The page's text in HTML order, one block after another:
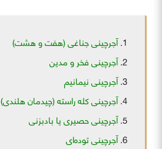
آجرچینی جناغی (هفت و هشت)
آجرچینی فخر و مدین
آجرچینی نیمانیم
آجرچینی کله راسته (چیدمان هلندی)
آجرچینی حصیری یا بادبزنی
آجرچینی توده‌ای